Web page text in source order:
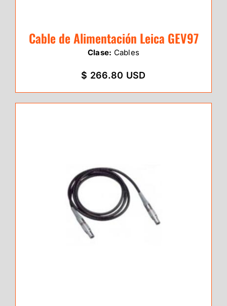
Cable de Alimentación Leica GEV97
Clase: Cables
$ 266.80 USD